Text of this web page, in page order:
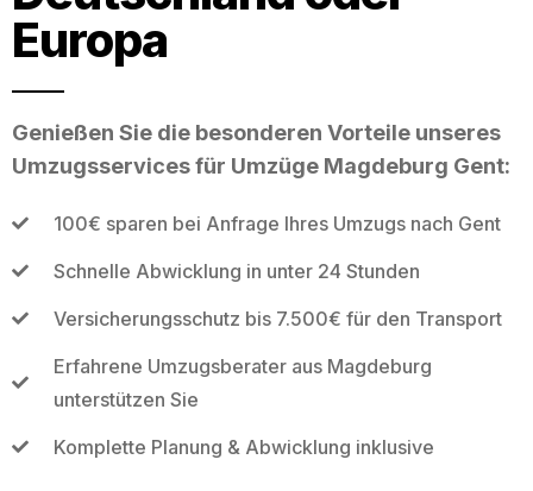
Europa
Genießen Sie die besonderen Vorteile unseres
Umzugsservices für Umzüge Magdeburg Gent:
100€ sparen bei Anfrage Ihres Umzugs nach Gent
Schnelle Abwicklung in unter 24 Stunden
Versicherungsschutz bis 7.500€ für den Transport
Erfahrene Umzugsberater aus Magdeburg
unterstützen Sie
Komplette Planung & Abwicklung inklusive